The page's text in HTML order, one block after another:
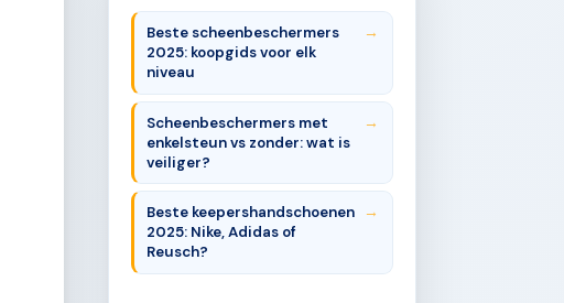
Beste scheenbeschermers
2025: koopgids voor elk
niveau
Scheenbeschermers met
enkelsteun vs zonder: wat is
veiliger?
Beste keepershandschoenen
2025: Nike, Adidas of
Reusch?